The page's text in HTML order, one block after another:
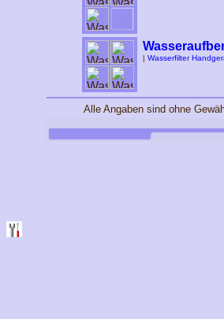
| Wasserfilter
Alle Angaben sind ohne